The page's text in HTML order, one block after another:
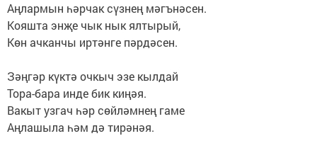
Аңлармын һәрчак сүзнең мәгънәсен.
Кояшта энҗе чык нык ялтырый,
Көн ачканчы иртәнге пәрдәсен.
Зәңгәр күктә очкыч эзе кылдай
Тора-бара инде бик киңәя.
Вакыт узгач һәр сөйләмнең гаме
Аңлашыла һәм дә тирәнәя.